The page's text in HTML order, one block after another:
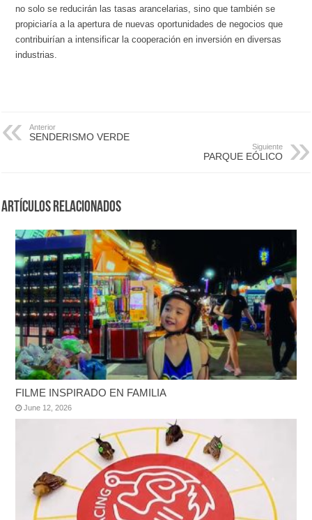
no solo se reducirán las tasas arancelarias, sino que también se
propiciaría a la apertura de nuevas oportunidades de negocios que
contribuirían a intensificar la cooperación en inversión en diversas
industrias.
Anterior
SENDERISMO VERDE
Siguiente
PARQUE EÓLICO
Artículos Relacionados
FILME INSPIRADO EN FAMILIA
June 12, 2026